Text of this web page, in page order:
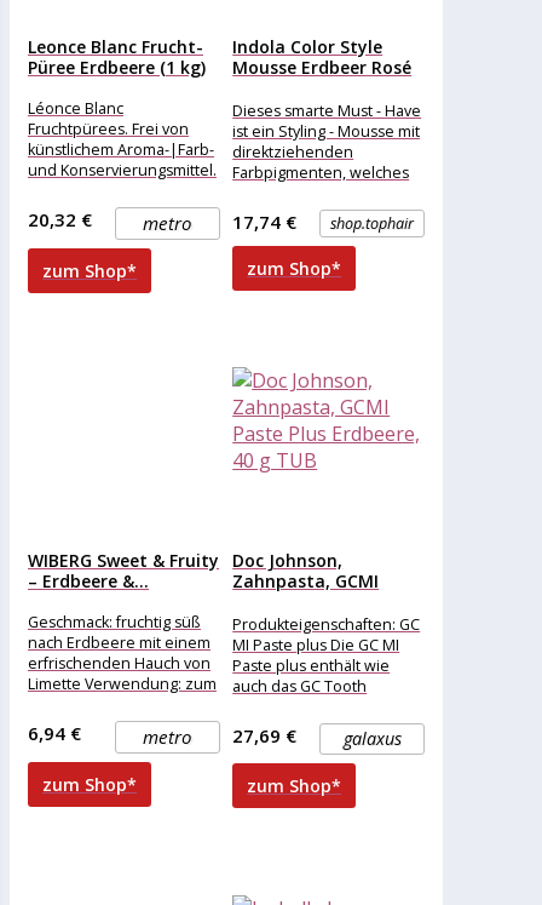
Leonce Blanc Frucht-
Püree Erdbeere (1 kg)
Léonce Blanc
Fruchtpürees. Frei von
künstlichem Aroma-|Farb-
und Konservierungsmittel.
Farbe|durch sanfte
Verarbeitung bewahrt.
Ideal für
Bäckerei|Desserts|Cocktails|Eis|Sorbet|Obst-
Mousses etc.|je 1-kg-
metro
20,32 €
zum Shop*
Indola Color Style
Mousse Erdbeer Rosé
Dieses smarte Must - Have
ist ein Styling - Mousse mit
direktziehenden
Farbpigmenten, welches
einem einfachenshop.tophair
17,74 €
zum Shop*
WIBERG Sweet & Fruity
– Erdbeere &...
Geschmack: fruchtig süß
nach Erdbeere mit einem
erfrischenden Hauch von
Limette Verwendung: zum
Eisbechern, Sorbets,
Parfaits, Mousse, Torten,
metro
6,94 €
zum Shop*
Doc Johnson,
Zahnpasta, GCMI
Produkteigenschaften: GC
MI Paste plus Die GC MI
Paste plus enthält wie
auch das GC Tooth
CPP-ACP-Formelgalaxus
27,69 €
zum Shop*